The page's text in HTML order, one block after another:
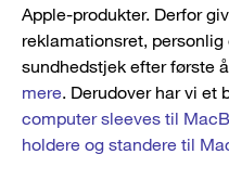
Apple-produkter. Derfor
reklamationsret,
sundhedstjek efter første
mere. Derudover har vi et
computer sleeves til
holdere og standere til